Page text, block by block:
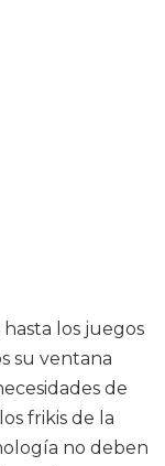
hasta los juegos
su ventana
de
frikis de la
no deben